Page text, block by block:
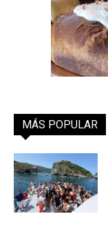
MÁS POPULAR